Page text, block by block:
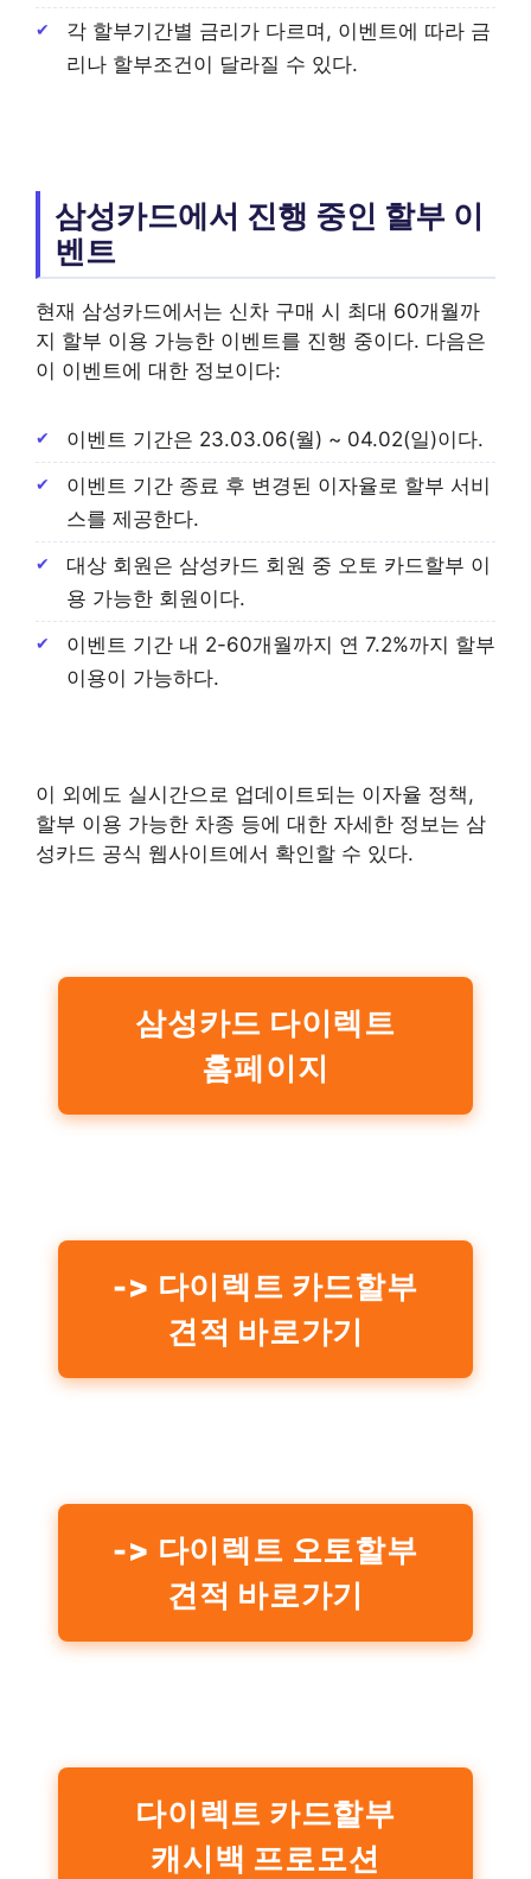
각 할부기간별 금리가 다르며, 이벤트에 따라 금
리나 할부조건이 달라질 수 있다.
삼성카드에서 진행 중인 할부 이
벤트
현재 삼성카드에서는 신차 구매 시 최대 60개월까
지 할부 이용 가능한 이벤트를 진행 중이다. 다음은
이 이벤트에 대한 정보이다:
이벤트 기간은 23.03.06(월) ~ 04.02(일)이다.
이벤트 기간 종료 후 변경된 이자율로 할부 서비
스를 제공한다.
대상 회원은 삼성카드 회원 중 오토 카드할부 이
용 가능한 회원이다.
이벤트 기간 내 2-60개월까지 연 7.2%까지 할부
이용이 가능하다.
이 외에도 실시간으로 업데이트되는 이자율 정책,
할부 이용 가능한 차종 등에 대한 자세한 정보는 삼
성카드 공식 웹사이트에서 확인할 수 있다.
삼성카드 다이렉트
홈페이지
-> 다이렉트 카드할부
견적 바로가기
-> 다이렉트 오토할부
견적 바로가기
다이렉트 카드할부
캐시백 프로모션